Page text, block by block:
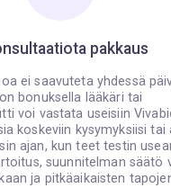
pakkaus
ei saavuteta yhdessä
bonuksella lääkäri tai
voi vastata useisiin
koskeviin kysymyksiisi tai
ajan, kun teet testin
suunnitelman säätö
ja pitkäaikaisten